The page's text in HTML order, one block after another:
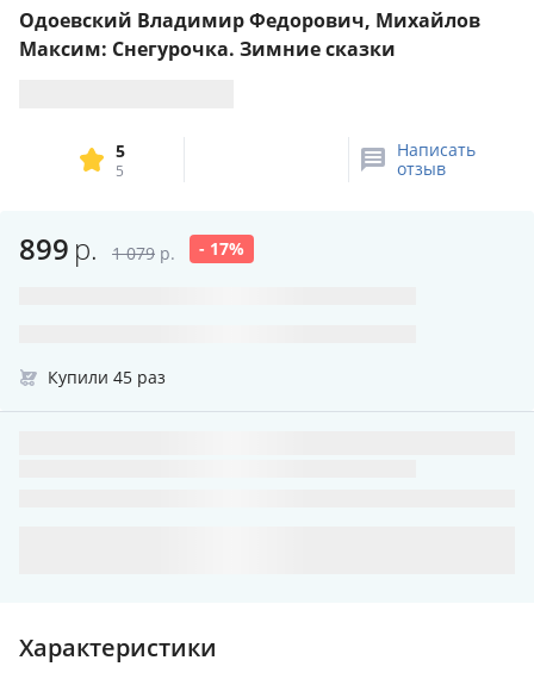
Одоевский Владимир Федорович, Михайлов
Максим: Снегурочка. Зимние сказки
5
5
Написать
отзыв
899 р. 1 079 р. - 17%
Купили 45 раз
Характеристики